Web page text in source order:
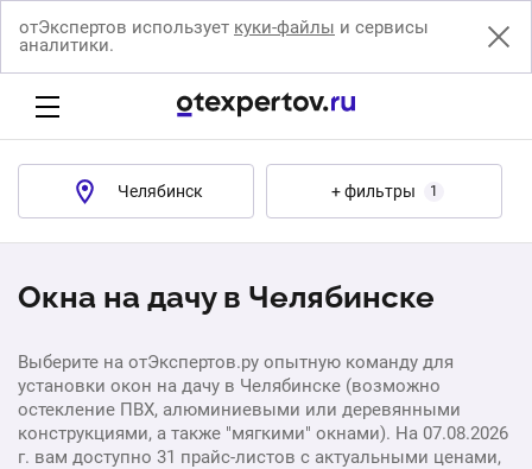
отЭкспертов использует куки-файлы и сервисы
аналитики.
Челябинск + фильтры 1
Окна на дачу в Челябинске
Выберите на отЭкспертов.ру опытную команду для
установки окон на дачу в Челябинске (возможно
остекление ПВХ, алюминиевыми или деревянными
конструкциями, а также "мягкими" окнами). На 07.08.2026
г. вам доступно 31 прайс-листов с актуальными ценами,